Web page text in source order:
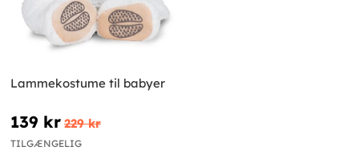
Lammekostume til babyer
139 kr 229 kr
TILGÆNGELIG